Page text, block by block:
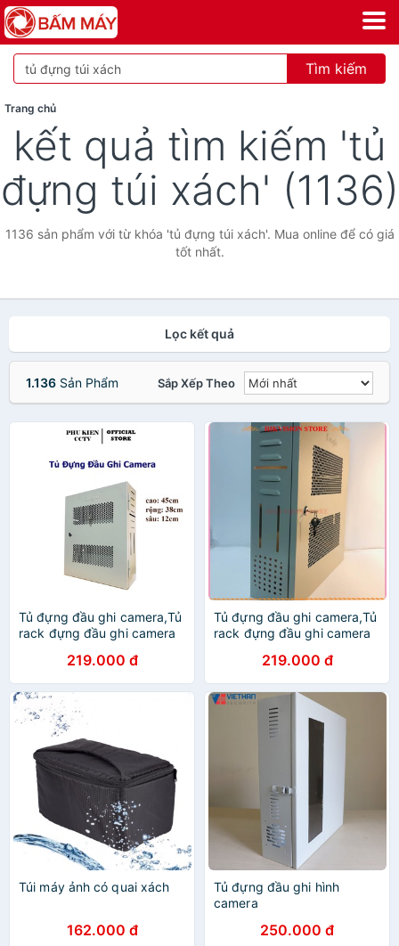
Tìm kiếm
Trang chủ
kết quả tìm kiếm 'tủ
đựng túi xách' (1136)
1136 sản phẩm với từ khóa 'tủ đựng túi xách'. Mua online để có giá
tốt nhất.
Lọc kết quả
1.136 Sản Phẩm Sắp Xếp Theo
Tủ đựng đầu ghi camera,Tủ
rack đựng đầu ghi camera
219.000 đ
Tủ đựng đầu ghi camera,Tủ
rack đựng đầu ghi camera
219.000 đ
Túi máy ảnh có quai xách
162.000 đ
Tủ đựng đầu ghi hình
camera
250.000 đ